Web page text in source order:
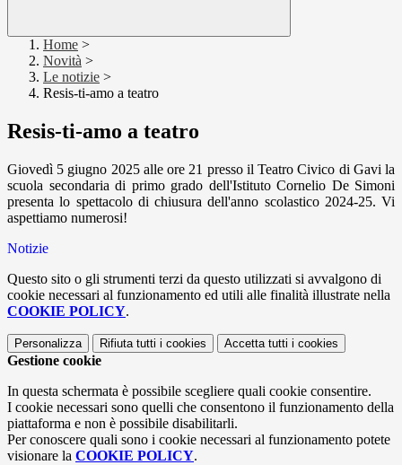
Home >
Novità >
Le notizie >
Resis-ti-amo a teatro
Resis-ti-amo a teatro
Giovedì 5 giugno 2025 alle ore 21 presso il Teatro Civico di Gavi la
scuola secondaria di primo grado dell'Istituto Cornelio De Simoni
presenta lo spettacolo di chiusura dell'anno scolastico 2024-25. Vi
aspettiamo numerosi!
Notizie
Questo sito o gli strumenti terzi da questo utilizzati si avvalgono di
cookie necessari al funzionamento ed utili alle finalità illustrate nella
COOKIE POLICY.
Personalizza Rifiuta tutti i cookies Accetta tutti i cookies
Gestione cookie
In questa schermata è possibile scegliere quali cookie consentire.
I cookie necessari sono quelli che consentono il funzionamento della
piattaforma e non è possibile disabilitarli.
Per conoscere quali sono i cookie necessari al funzionamento potete
visionare la COOKIE POLICY.